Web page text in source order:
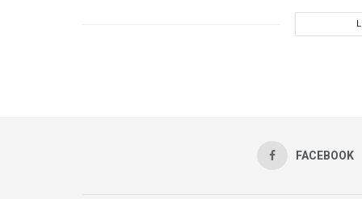
FACEBOOK